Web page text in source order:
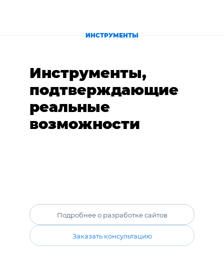
ИНСТРУМЕНТЫ
Инструменты,
подтверждающие
реальные
возможности
Подробнее о разработке сайтов
Заказать консультацию